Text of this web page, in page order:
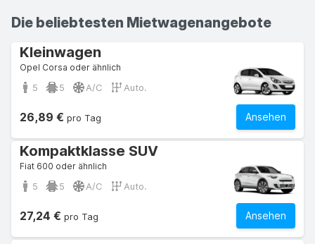
Die beliebtesten Mietwagenangebote
Kleinwagen
Opel Corsa oder ähnlich
5 5 A/C Auto.
Ansehen
26,89 € pro Tag
Kompaktklasse SUV
Fiat 600 oder ähnlich
5 5 A/C Auto.
Ansehen
27,24 € pro Tag